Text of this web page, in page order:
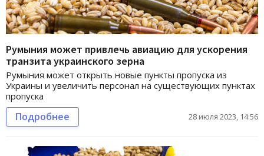
Румыния может привлечь авиацию для ускорения
транзита украинского зерна
Румыния может открыть новые пункты пропуска из
Украины и увеличить персонал на существующих пунктах
пропуска
Подробнее 28 июля 2023, 14:56